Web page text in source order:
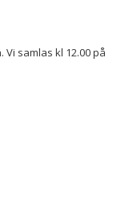
samlas kl 12.00 på